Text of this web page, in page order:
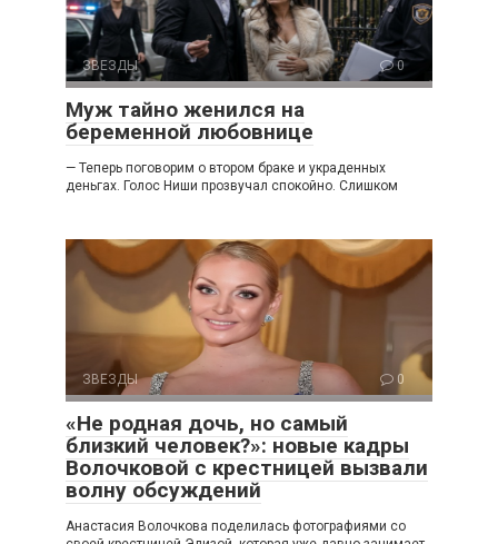
ЗВЕЗДЫ 0
Муж тайно женился на
беременной любовнице
— Теперь поговорим о втором браке и украденных
деньгах. Голос Ниши прозвучал спокойно. Слишком
ЗВЕЗДЫ 0
«Не родная дочь, но самый
близкий человек?»: новые кадры
Волочковой с крестницей вызвали
волну обсуждений
Анастасия Волочкова поделилась фотографиями со